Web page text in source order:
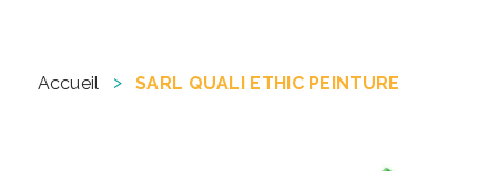
Accueil > SARL QUALI ETHIC PEINTURE